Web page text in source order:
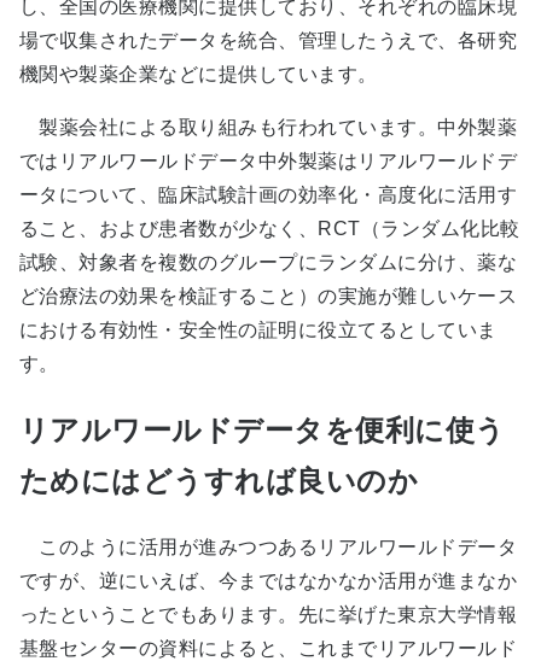
し、全国の医療機関に提供しており、それぞれの臨床現
場で収集されたデータを統合、管理したうえで、各研究
機関や製薬企業などに提供しています。
製薬会社による取り組みも行われています。中外製薬
ではリアルワールドデータ中外製薬はリアルワールドデ
ータについて、臨床試験計画の効率化・高度化に活用す
ること、および患者数が少なく、RCT（ランダム化比較
試験、対象者を複数のグループにランダムに分け、薬な
ど治療法の効果を検証すること）の実施が難しいケース
における有効性・安全性の証明に役立てるとしていま
す。
リアルワールドデータを便利に使う
ためにはどうすれば良いのか
このように活用が進みつつあるリアルワールドデータ
ですが、逆にいえば、今まではなかなか活用が進まなか
ったということでもあります。先に挙げた東京大学情報
基盤センターの資料によると、これまでリアルワールド